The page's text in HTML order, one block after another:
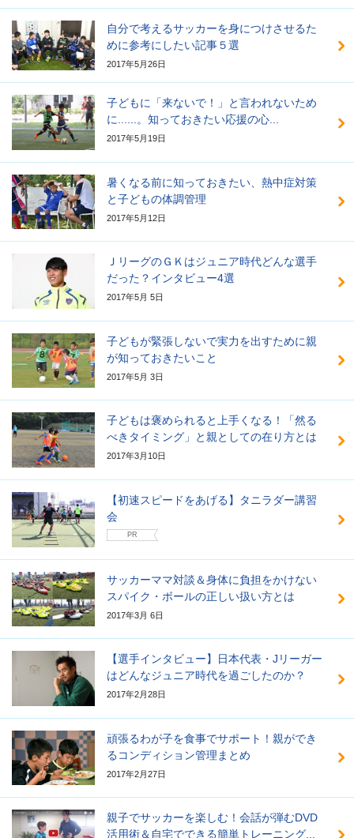
自分で考えるサッカーを身につけさせるた
めに参考にしたい記事５選
2017年5月26日
子どもに「来ないで！」と言われないため
に......。知っておきたい応援の心...
2017年5月19日
暑くなる前に知っておきたい、熱中症対策
と子どもの体調管理
2017年5月12日
ＪリーグのＧＫはジュニア時代どんな選手
だった？インタビュー4選
2017年5月 5日
子どもが緊張しないで実力を出すために親
が知っておきたいこと
2017年5月 3日
子どもは褒められると上手くなる！「然る
べきタイミング」と親としての在り方とは
2017年3月10日
【初速スピードをあげる】タニラダー講習
会
PR
サッカーママ対談＆身体に負担をかけない
スパイク・ボールの正しい扱い方とは
2017年3月 6日
【選手インタビュー】日本代表・Jリーガー
はどんなジュニア時代を過ごしたのか？
2017年2月28日
頑張るわが子を食事でサポート！親ができ
るコンディション管理まとめ
2017年2月27日
親子でサッカーを楽しむ！会話が弾むDVD
活用術＆自宅でできる簡単トレーニング...